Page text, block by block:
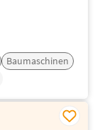
Baumaschinen